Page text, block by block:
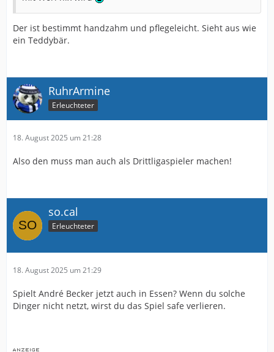
Der ist bestimmt handzahm und pflegeleicht. Sieht aus wie
ein Teddybär.
RuhrArmine
Erleuchteter
18. August 2025 um 21:28
Also den muss man auch als Drittligaspieler machen!
so.cal
Erleuchteter
18. August 2025 um 21:29
Spielt André Becker jetzt auch in Essen? Wenn du solche
Dinger nicht netzt, wirst du das Spiel safe verlieren.